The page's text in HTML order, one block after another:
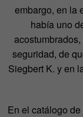
embargo, en la
había uno
seguridad, de
Siegbert K. y en
En el catálogo